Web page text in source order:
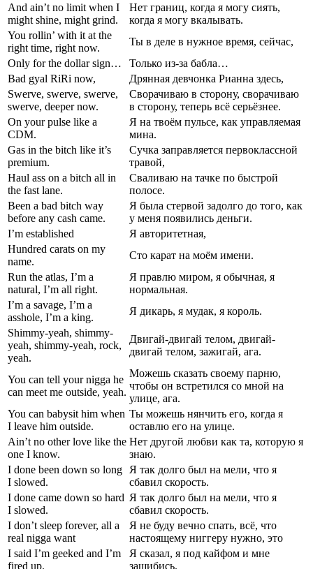
And ain’t no limit when I
might shine, might grind.
Нет границ, когда я могу сиять,
когда я могу вкалывать.
You rollin’ with it at the
right time, right now.
Ты в деле в нужное время, сейчас,
Only for the dollar sign…
Только из-за бабла…
Bad gyal RiRi now,
Дрянная девчонка Рианна здесь,
Swerve, swerve, swerve,
swerve, deeper now.
Сворачиваю в сторону, сворачиваю
в сторону, теперь всё серьёзнее.
On your pulse like a
CDM.
Я на твоём пульсе, как управляемая
мина.
Gas in the bitch like it’s
premium.
Сучка заправляется первоклассной
травой,
Haul ass on a bitch all in
the fast lane.
Сваливаю на тачке по быстрой
полосе.
Been a bad bitch way
before any cash came.
Я была стервой задолго до того, как
у меня появились деньги.
I’m established
Я авторитетная,
Hundred carats on my
name.
Сто карат на моём имени.
Run the atlas, I’m a
natural, I’m all right.
Я правлю миром, я обычная, я
нормальная.
I’m a savage, I’m a
asshole, I’m a king.
Я дикарь, я мудак, я король.
Shimmy-yeah, shimmy-
yeah, shimmy-yeah, rock,
yeah.
Двигай-двигай телом, двигай-
двигай телом, зажигай, ага.
You can tell your nigga he
can meet me outside, yeah.
Можешь сказать своему парню,
чтобы он встретился со мной на
улице, ага.
You can babysit him when
I leave him outside.
Ты можешь нянчить его, когда я
оставлю его на улице.
Ain’t no other love like the
one I know.
Нет другой любви как та, которую я
знаю.
I done been down so long
I slowed.
Я так долго был на мели, что я
сбавил скорость.
I done came down so hard
I slowed.
Я так долго был на мели, что я
сбавил скорость.
I don’t sleep forever, all a
real nigga want
Я не буду вечно спать, всё, что
настоящему ниггеру нужно, это
I said I’m geeked and I’m
fired up.
Я сказал, я под кайфом и мне
зашибись.